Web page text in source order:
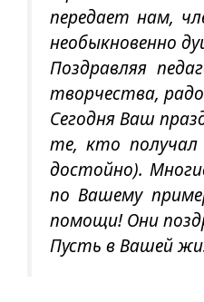
передает нам,
необыкновенно
Поздравляя
творчества,
Сегодня Ваш
те, кто получал
достойно).
по Вашему
помощи! Они
Пусть в Вашей